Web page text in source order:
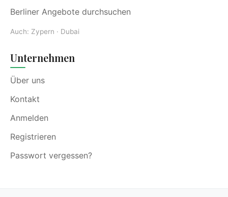
Berliner Angebote durchsuchen
Auch: Zypern · Dubai
Unternehmen
Über uns
Kontakt
Anmelden
Registrieren
Passwort vergessen?